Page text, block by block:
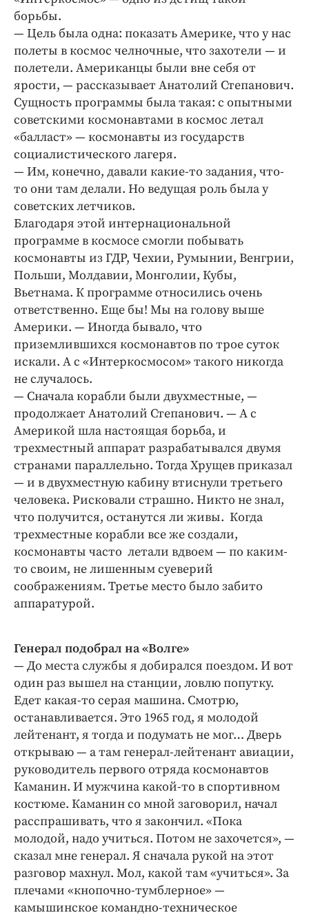
борьбы.
— Цель была одна: показать Америке, что у нас
полеты в космос челночные, что захотели — и
полетели. Американцы были вне себя от
ярости, — рассказывает Анатолий Степанович.
Сущность программы была такая: с опытными
советскими космонавтами в космос летал
«балласт» — космонавты из государств
социалистического лагеря.
— Им, конечно, давали какие-то задания, что-
то они там делали. Но ведущая роль была у
советских летчиков.
Благодаря этой интернациональной
программе в космосе смогли побывать
космонавты из ГДР, Чехии, Румынии, Венгрии,
Польши, Молдавии, Монголии, Кубы,
Вьетнама. К программе относились очень
ответственно. Еще бы! Мы на голову выше
Америки. — Иногда бывало, что
приземлившихся космонавтов по трое суток
искали. А с «Интеркосмосом» такого никогда
не случалось.
— Сначала корабли были двухместные, —
продолжает Анатолий Степанович. — А с
Америкой шла настоящая борьба, и
трехместный аппарат разрабатывался двумя
странами параллельно. Тогда Хрущев приказал
— и в двухместную кабину втиснули третьего
человека. Рисковали страшно. Никто не знал,
что получится, останутся ли живы. Когда
трехместные корабли все же создали,
космонавты часто летали вдвоем — по каким-
то своим, не лишенным суеверий
соображениям. Третье место было забито
аппаратурой.
Генерал подобрал на «Волге»
— До места службы я добирался поездом. И вот
один раз вышел на станции, ловлю попутку.
Едет какая-то серая машина. Смотрю,
останавливается. Это 1965 год, я молодой
лейтенант, я тогда и подумать не мог… Дверь
открываю — а там генерал-лейтенант авиации,
руководитель первого отряда космонавтов
Каманин. И мужчина какой-то в спортивном
костюме. Каманин со мной заговорил, начал
расспрашивать, что я закончил. «Пока
молодой, надо учиться. Потом не захочется», —
сказал мне генерал. Я сначала рукой на этот
разговор махнул. Мол, какой там «учиться». За
плечами «кнопочно-тумблерное» —
камышинское командно-техническое